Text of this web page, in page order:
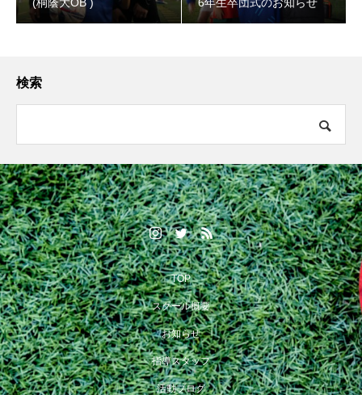
検索
TOP
スクール概要
お知らせ
指導スタッフ
活動ブログ